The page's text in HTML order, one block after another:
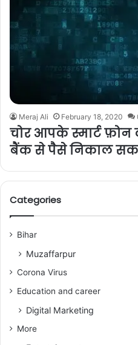
Meraj Ali February 18, 2020
चोर आपके स्मार्ट
बैंक से पैसे निकाल
Categories
Bihar
Muzaffarpur
Corona Virus
Education and career
Digital Marketing
More